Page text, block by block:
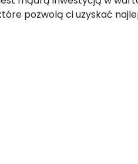
pozwolą ci uzyskać